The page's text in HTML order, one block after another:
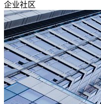
企业社区